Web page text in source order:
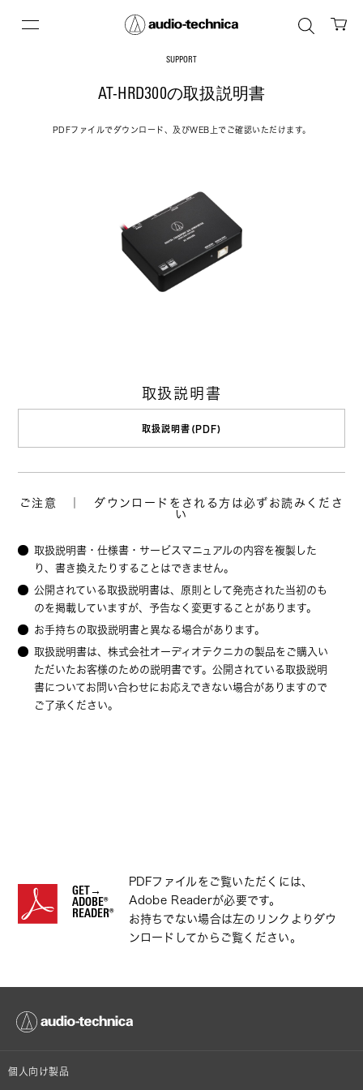
SUPPORT
AT-HRD300の取扱説明書
PDFファイルでダウンロード、及びWEB上でご確認いただけます。
取扱説明書
取扱説明書(PDF)
ご注意 ｜ ダウンロードをされる方は必ずお読みくださ
い
取扱説明書・仕様書・サービスマニュアルの内容を複製した
り、書き換えたりすることはできません。
公開されている取扱説明書は、原則として発売された当初のも
のを掲載していますが、予告なく変更することがあります。
お手持ちの取扱説明書と異なる場合があります。
取扱説明書は、株式会社オーディオテクニカの製品をご購入い
ただいたお客様のための説明書です。公開されている取扱説明
書についてお問い合わせにお応えできない場合がありますので
ご了承ください。
GET→
ADOBE®
READER®
PDFファイルをご覧いただくには、
Adobe Readerが必要です。
お持ちでない場合は左のリンクよりダウ
ンロードしてからご覧ください。
個人向け製品